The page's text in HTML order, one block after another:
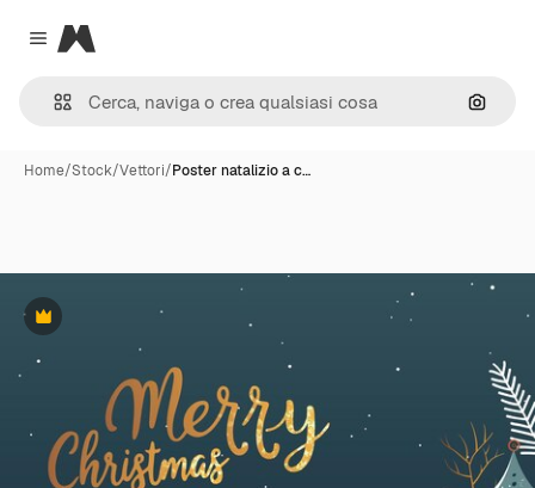
Close menu
Magnific
Cerca
Home/Stock/Vettori/Poster natalizio a c…
Premium